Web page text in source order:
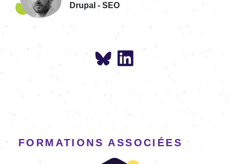
Drupal - SEO
FORMATIONS ASSOCIÉES